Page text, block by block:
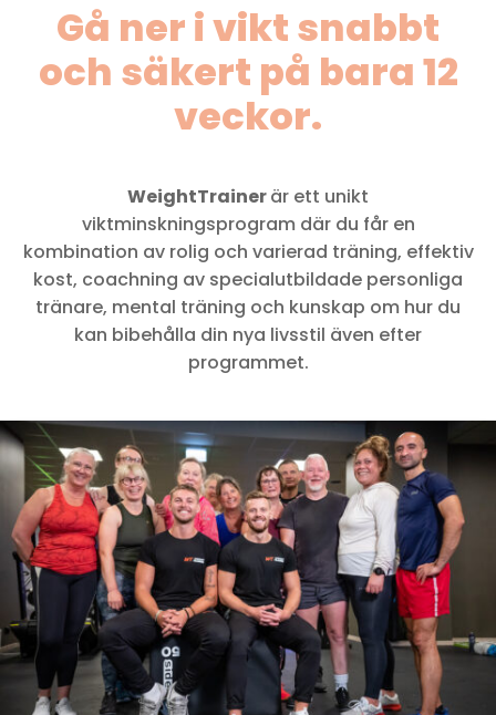
Gå ner i vikt snabbt
och säkert på bara 12
veckor.
WeightTrainerär ett unikt
viktminskningsprogram där du får en
kombination av rolig och varierad träning, effektiv
kost, coachning av specialutbildade personliga
tränare, mental träning och kunskap om hur du
kan bibehålla din nya livsstil även efter
programmet.